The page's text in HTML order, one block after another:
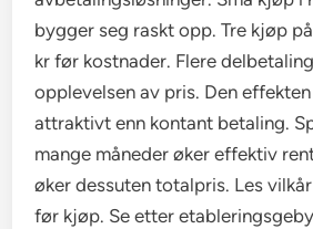
bygger seg raskt opp. Tre kjøp
kr før kostnader. Flere
opplevelsen av pris. Den
attraktivt enn kontant betaling.
mange måneder øker effektiv
øker dessuten totalpris. Les
før kjøp. Se etter